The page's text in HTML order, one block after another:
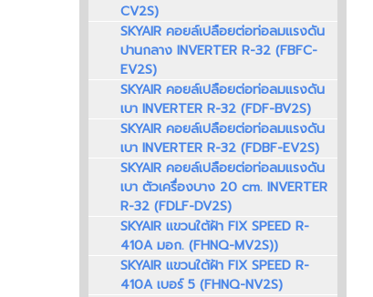
CV2S)
SKYAIR คอยล์เปลือยต่อท่อลมแรงดัน
ปานกลาง INVERTER R-32 (FBFC-
EV2S)
SKYAIR คอยล์เปลือยต่อท่อลมแรงดัน
เบา INVERTER R-32 (FDF-BV2S)
SKYAIR คอยล์เปลือยต่อท่อลมแรงดัน
เบา INVERTER R-32 (FDBF-EV2S)
SKYAIR คอยล์เปลือยต่อท่อลมแรงดัน
เบา ตัวเครื่องบาง 20 cm. INVERTER
R-32 (FDLF-DV2S)
SKYAIR แขวนใต้ฝ้า FIX SPEED R-
410A มอก. (FHNQ-MV2S))
SKYAIR แขวนใต้ฝ้า FIX SPEED R-
410A เบอร์ 5 (FHNQ-NV2S)